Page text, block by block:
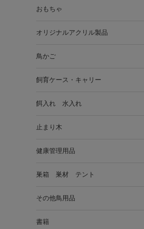
おもちゃ
オリジナルアクリル製品
鳥かご
飼育ケース・キャリー
餌入れ 水入れ
止まり木
健康管理用品
巣箱 巣材 テント
その他鳥用品
書籍